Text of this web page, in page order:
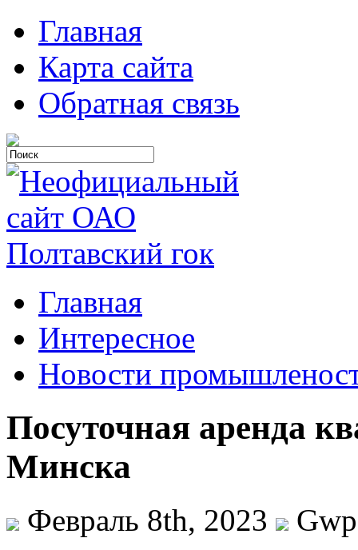
Главная
Карта сайта
Обратная связь
Главная
Интересное
Новости
Посуточная аренда
Минска
Февраль 8th, 2023
Gwp